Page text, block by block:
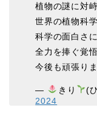
植物の謎に対
世界の植物科
科学の面白さ
全力を捧ぐ覚
今後も頑張り
— ︎きり (
2024